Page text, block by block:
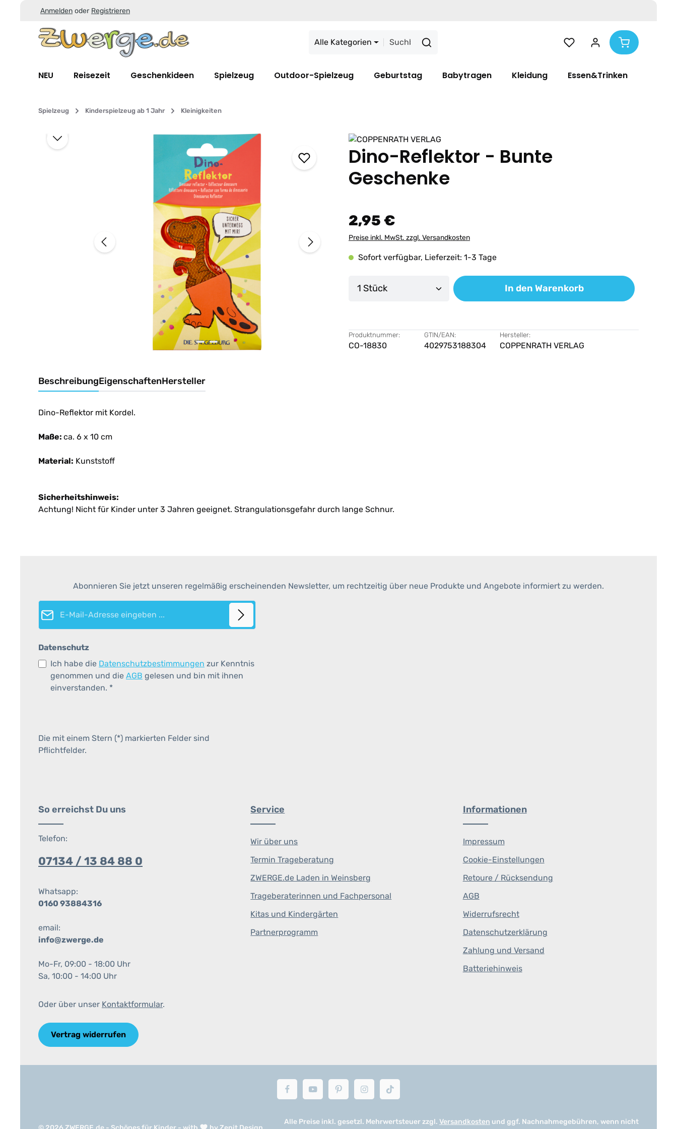
Zum Hauptinhalt springen
Zur Suche springen
Zur Hauptnavigation springen
Anmelden oder Registrieren
Alle Kategorien
NEU Reisezeit Geschenkideen Spielzeug Outdoor-Spielzeug Geburtstag Babytragen Kleidung Essen&Trinken
Spielzeug Kinderspielzeug ab 1 Jahr Kleinigkeiten
Bildergalerie überspringen
Dino-Reflektor - Bunte
Geschenke
2,95 €
Preise inkl. MwSt. zzgl. Versandkosten
Sofort verfügbar, Lieferzeit: 1-3 Tage
Produkt Anzahl: Gib den gewünschten Wert ein oder
In den Warenkorb
Produktnummer:
CO-18830
GTIN/EAN:
4029753188304
Hersteller:
COPPENRATH VERLAG
BeschreibungEigenschaftenHersteller
Dino-Reflektor mit Kordel.
Maße: ca. 6 x 10 cm
Material: Kunststoff
Sicherheitshinweis:
Achtung! Nicht für Kinder unter 3 Jahren geeignet. Strangulationsgefahr durch lange Schnur.
Abonnieren Sie jetzt unseren regelmäßig erscheinenden Newsletter, um rechtzeitig über neue Produkte und Angebote informiert zu werden.
E-Mail-Adresse*
Datenschutz
Ich habe die Datenschutzbestimmungen zur Kenntnis
genommen und die AGB gelesen und bin mit ihnen
einverstanden. *
Die mit einem Stern (*) markierten Felder sind
Pflichtfelder.
So erreichst Du uns
Telefon:
07134 / 13 84 88 0
Whatsapp:
0160 93884316
email:
info@zwerge.de
Mo-Fr, 09:00 - 18:00 Uhr
Sa, 10:00 - 14:00 Uhr
Oder über unser Kontaktformular.
Vertrag widerrufen
Service
Wir über uns
Termin Trageberatung
ZWERGE.de Laden in Weinsberg
Trageberaterinnen und Fachpersonal
Kitas und Kindergärten
Partnerprogramm
Informationen
Impressum
Cookie-Einstellungen
Retoure / Rücksendung
AGB
Widerrufsrecht
Datenschutzerklärung
Zahlung und Versand
Batteriehinweis
Alle Preise inkl. gesetzl. Mehrwertsteuer zzgl. Versandkosten und ggf. Nachnahmegebühren, wenn nicht